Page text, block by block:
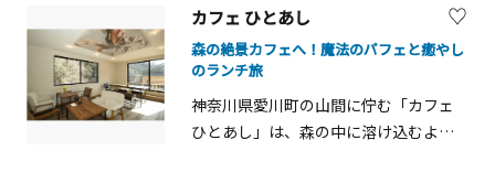
べれば、口の中で至福のハーモニーが
生まれます。さらに、具材には濃厚な
旨味を持つ地鶏「あふりしゃも」を使
用するなど、徹底した地産地消へのこ
だわりも魅力。湧水、小麦、地鶏。大
家製発酵調味料を贅沢に使った「発酵
ランチプレート」です。地元の新鮮野
菜やお肉の旨味を最大限に引き出した
おかずは、一口食べれば感動のおいし
さ！ 麹の力で柔らかくなったお肉にご
カフェ ひとあし
森の絶景カフェへ！魔法のパフェと癒やし
のランチ旅
神奈川県愛川町の山間に佇む「カフェ
ひとあし」は、森の中に溶け込むよう